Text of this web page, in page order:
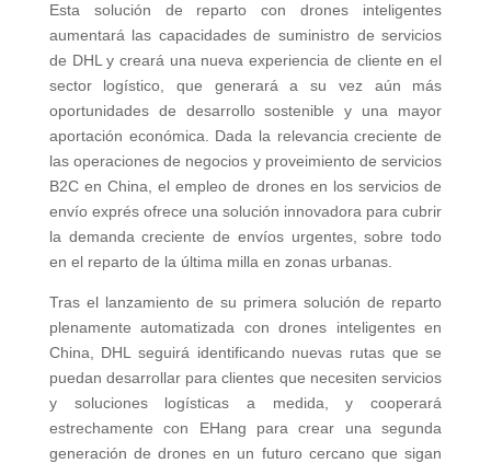
Esta solución de reparto con drones inteligentes
aumentará las capacidades de suministro de servicios
de DHL y creará una nueva experiencia de cliente en el
sector logístico, que generará a su vez aún más
oportunidades de desarrollo sostenible y una mayor
aportación económica. Dada la relevancia creciente de
las operaciones de negocios y proveimiento de servicios
B2C en China, el empleo de drones en los servicios de
envío exprés ofrece una solución innovadora para cubrir
la demanda creciente de envíos urgentes, sobre todo
en el reparto de la última milla en zonas urbanas.
Tras el lanzamiento de su primera solución de reparto
plenamente automatizada con drones inteligentes en
China, DHL seguirá identificando nuevas rutas que se
puedan desarrollar para clientes que necesiten servicios
y soluciones logísticas a medida, y cooperará
estrechamente con EHang para crear una segunda
generación de drones en un futuro cercano que sigan